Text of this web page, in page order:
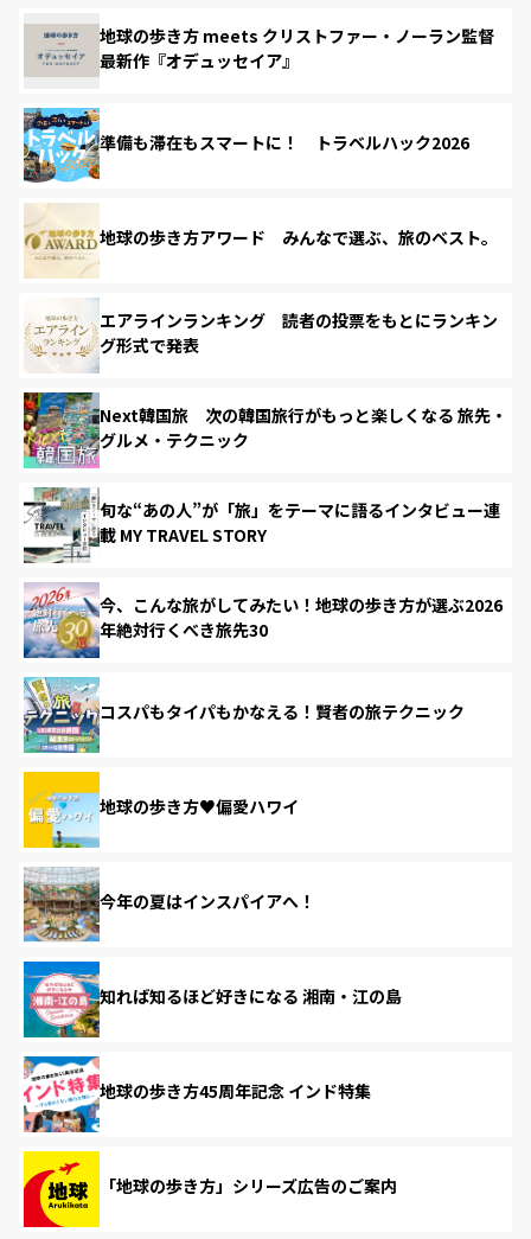
地球の歩き方 meets クリストファー・ノーラン監督
最新作『オデュッセイア』
準備も滞在もスマートに！ トラベルハック2026
地球の歩き方アワード みんなで選ぶ、旅のベスト。
エアラインランキング 読者の投票をもとにランキン
グ形式で発表
Next韓国旅 次の韓国旅行がもっと楽しくなる 旅先・
グルメ・テクニック
旬な“あの人”が「旅」をテーマに語るインタビュー連
載 MY TRAVEL STORY
今、こんな旅がしてみたい！地球の歩き方が選ぶ2026
年絶対行くべき旅先30
コスパもタイパもかなえる！賢者の旅テクニック
地球の歩き方♥偏愛ハワイ
今年の夏はインスパイアへ！
知れば知るほど好きになる 湘南・江の島
地球の歩き方45周年記念 インド特集
「地球の歩き方」シリーズ広告のご案内